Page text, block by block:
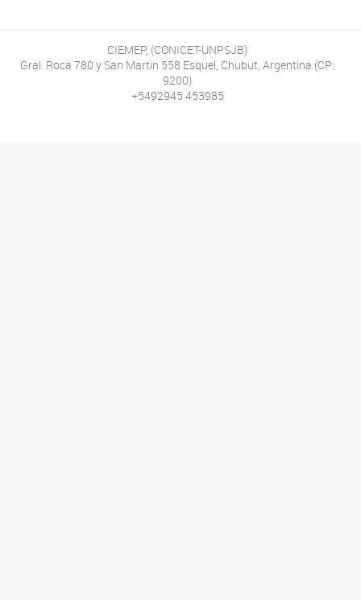
CIEMEP, (CONICET-UNPSJB)
Gral. Roca 780 y San Martin 558 Esquel, Chubut, Argentina.(CP:
9200)
+5492945 453985